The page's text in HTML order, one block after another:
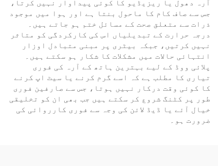
آرہ دھول یا ریزیڈیو کا کوئی پیداوار نہیں کرتا،
جس سے صاف کام کا ماحول بنتا ہے اور ہوا میں موجود
ذرات سے متعلق صحت کے مسائل ختم ہو جاتے ہیں۔
درجہ حرارت کے تبدیلیاں اس کی کارکردگی کو متاثر
نہیں کرتیں، جبکہ بیٹری پر مبنی متبادل اوزار
انتہائی حالات میں مشکلات کا شکار ہو سکتے ہیں۔
پلائی ووڈ کے لیے بہترین ہاتھ کے آرہ کی فوری
تیاری کا مطلب ہے کہ اسے گرم کرنے یا سیٹ اپ کرنے
کا کوئی وقت درکار نہیں ہوتا، جس سے صارفین فوری
طور پر کٹنگ شروع کر سکتے ہیں جب بھی ان کو تخلیقی
خیال آئے یا ڈیڈ لائن کی وجہ سے فوری کارروائی کی
ضرورت ہو۔